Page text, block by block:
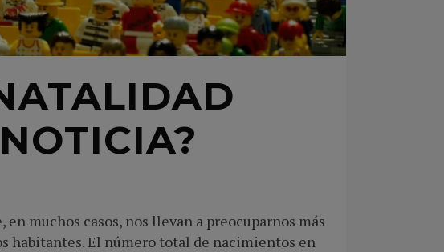
muchos casos, nos llevan a preocuparnos más
habitantes. El número total de nacimientos en